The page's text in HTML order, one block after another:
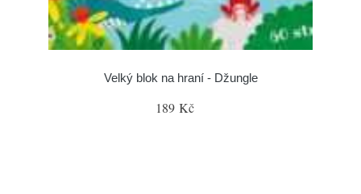
Velký blok na hraní - Džungle
189 Kč